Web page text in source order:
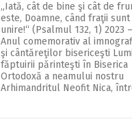
„Iată, cât de bine şi cât de
este, Doamne, când fraţii sunt
unire!“ (Psalmul 132, 1) 2023 –
Anul comemorativ al
şi cântăreţilor bisericeşti
făptuirii părinteşti în Biserica
Ortodoxă a neamului nostru
Arhimandritul Neofit Nica,